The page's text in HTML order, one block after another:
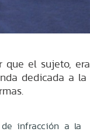
que el sujeto, era
dedicada a la
infracción a la